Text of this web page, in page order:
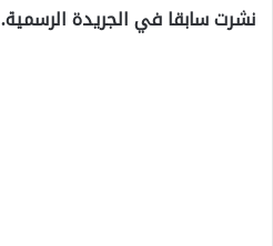
نشرت سابقا في الجريدة الرسمية.